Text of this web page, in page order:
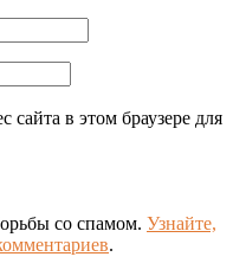
сайта в этом браузере для
со спамом. Узнайте,
.